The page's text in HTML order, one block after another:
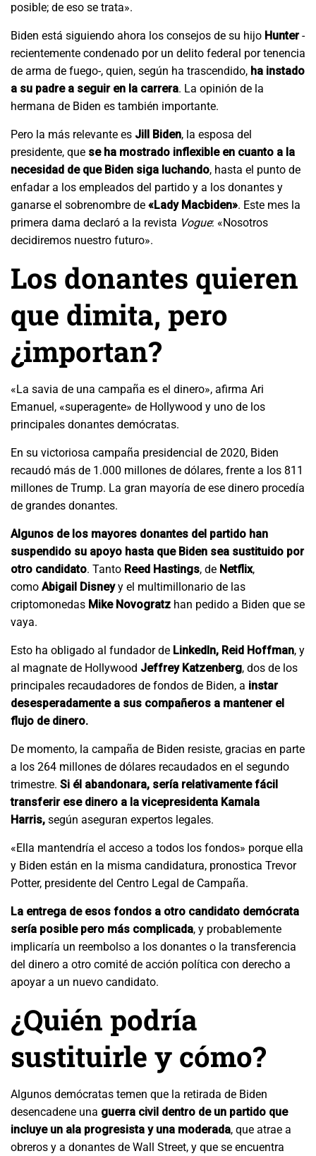
posible; de eso se trata».
Biden está siguiendo ahora los consejos de su hijo Hunter-
recientemente condenado por un delito federal por tenencia
de arma de fuego-, quien, según ha trascendido, ha instado
a su padre a seguir en la carrera. La opinión de la
hermana de Biden es también importante.
Pero la más relevante es Jill Biden, la esposa del
presidente, que se ha mostrado inflexible en cuanto a la
necesidad de que Biden siga luchando, hasta el punto de
enfadar a los empleados del partido y a los donantes y
ganarse el sobrenombre de «Lady Macbiden». Este mes la
primera dama declaró a la revista Vogue: «Nosotros
decidiremos nuestro futuro».
Los donantes quieren
que dimita, pero
¿importan?
«La savia de una campaña es el dinero», afirma Ari
Emanuel, «superagente» de Hollywood y uno de los
principales donantes demócratas.
En su victoriosa campaña presidencial de 2020, Biden
recaudó más de 1.000 millones de dólares, frente a los 811
millones de Trump. La gran mayoría de ese dinero procedía
de grandes donantes.
Algunos de los mayores donantes del partido han
suspendido su apoyo hasta que Biden sea sustituido por
otro candidato. Tanto Reed Hastings, de Netflix,
como Abigail Disneyy el multimillonario de las
criptomonedas Mike Novogratz han pedido a Biden que se
vaya.
Esto ha obligado al fundador de LinkedIn, Reid Hoffman, y
al magnate de Hollywood Jeffrey Katzenberg, dos de los
principales recaudadores de fondos de Biden, a instar
desesperadamente a sus compañeros a mantener el
flujo de dinero.
De momento, la campaña de Biden resiste, gracias en parte
a los 264 millones de dólares recaudados en el segundo
trimestre. Si él abandonara, sería relativamente fácil
transferir ese dinero a la vicepresidenta Kamala
Harris, según aseguran expertos legales.
«Ella mantendría el acceso a todos los fondos» porque ella
y Biden están en la misma candidatura, pronostica Trevor
Potter, presidente del Centro Legal de Campaña.
La entrega de esos fondos a otro candidato demócrata
sería posible pero más complicada, y probablemente
implicaría un reembolso a los donantes o la transferencia
del dinero a otro comité de acción política con derecho a
apoyar a un nuevo candidato.
¿Quién podría
sustituirle y cómo?
Algunos demócratas temen que la retirada de Biden
desencadene una guerra civil dentro de un partido que
incluye un ala progresista y una moderada, que atrae a
obreros y a donantes de Wall Street, y que se encuentra